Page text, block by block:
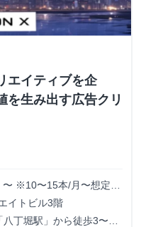
エイティブを企
を生み出す広告クリ
〜 ※10〜15本/月〜想定
※トライアル期間の場
イトビル3階
丁堀駅」から徒歩3〜6